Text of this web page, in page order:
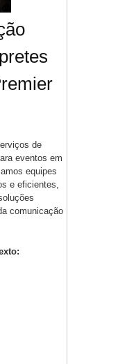
de
eventos em
equipes
e eficientes,
comunicação